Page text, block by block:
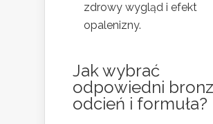
zdrowy wygląd i efekt
opalenizny.
Jak wybrać
odpowiedni
odcień i formuła?